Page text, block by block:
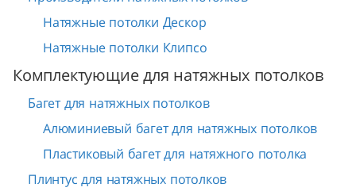
Натяжные потолки Дескор
Натяжные потолки Клипсо
Комплектующие для натяжных потолков
Багет для натяжных потолков
Алюминиевый багет для натяжных потолков
Пластиковый багет для натяжного потолка
Плинтус для натяжных потолков